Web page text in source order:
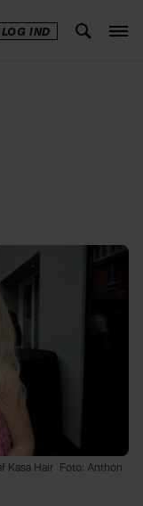
LOG IND
Kasa Hair
Foto: Anthon